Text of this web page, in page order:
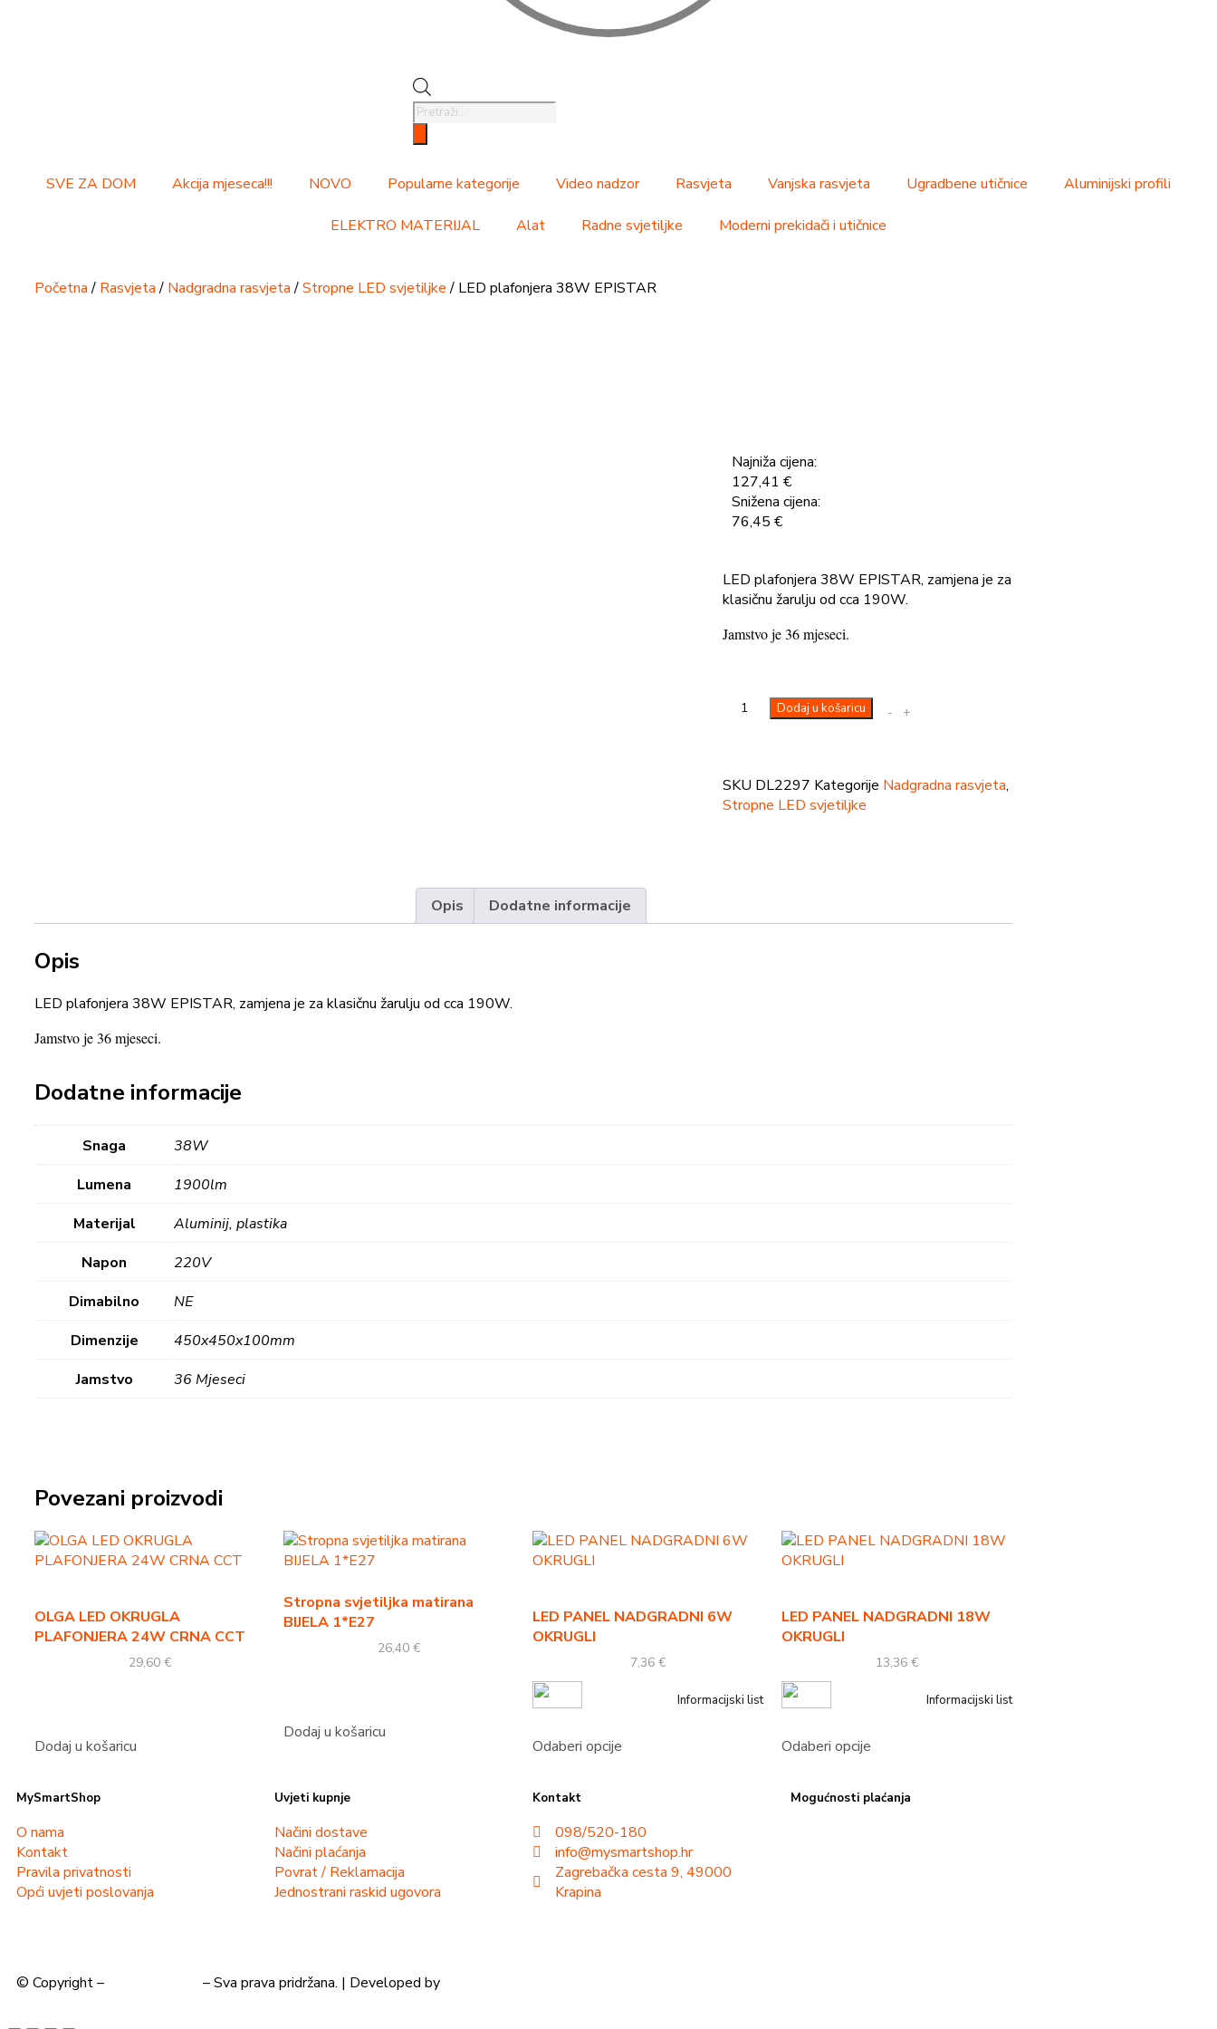
SVE ZA DOM Akcija mjeseca!!! NOVO Popularne kategorije Video nadzor Rasvjeta Vanjska rasvjeta Ugradbene utičnice Aluminijski profili
ELEKTRO MATERIJAL Alat Radne svjetiljke Moderni prekidači i utičnice
Početna/ Rasvjeta/ Nadgradna rasvjeta/Stropne LED svjetiljke/ LED plafonjera 38W EPISTAR
Najniža cijena:
127,41 €
Snižena cijena:
76,45 €
LED plafonjera 38W EPISTAR, zamjena je za
klasičnu žarulju od cca 190W.
Jamstvo je 36 mjeseci.
- +
Dodaj u košaricu
SKU DL2297 Kategorije Nadgradna rasvjeta,
Stropne LED svjetiljke
Opis Dodatne informacije
Opis
LED plafonjera 38W EPISTAR, zamjena je za klasičnu žarulju od cca 190W.
Jamstvo je 36 mjeseci.
Dodatne informacije
Snaga
38W
Lumena
1900lm
Materijal
Aluminij, plastika
Napon
220V
Dimabilno
NE
Dimenzije
450x450x100mm
Jamstvo
36 Mjeseci
Povezani proizvodi
OLGA LED OKRUGLA
PLAFONJERA 24W CRNA CCT
29,60 €
Dodaj u košaricu
Stropna svjetiljka matirana
BIJELA 1*E27
26,40 €
Dodaj u košaricu
LED PANEL NADGRADNI 6W
OKRUGLI
7,36 €
Informacijski list
Odaberi opcije
LED PANEL NADGRADNI 18W
OKRUGLI
13,36 €
Informacijski list
Odaberi opcije
MySmartShop
O nama
Kontakt
Pravila privatnosti
Opći uvjeti poslovanja
Uvjeti kupnje
Načini dostave
Načini plaćanja
Povrat / Reklamacija
Jednostrani raskid ugovora
Kontakt
098/520-180
info@mysmartshop.hr
Zagrebačka cesta 9, 49000
Krapina
Mogućnosti plaćanja
© Copyright – – Sva prava pridržana. | Developed by